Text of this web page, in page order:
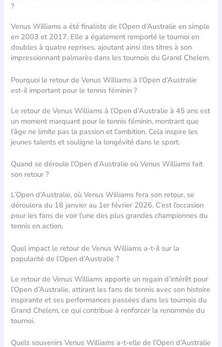
?
Venus Williams a été finaliste de l’Open d’Australie en simple
en 2003 et 2017. Elle a également remporté le tournoi en
doubles à quatre reprises, ajoutant ainsi des titres à son
impressionnant palmarès dans les tournois du Grand Chelem.
Pourquoi le retour de Venus Williams à l’Open d’Australie
est-il important pour le tennis féminin ?
Le retour de Venus Williams à l’Open d’Australie à 45 ans est
un moment marquant pour le tennis féminin, montrant que
l’âge ne limite pas la passion et l’ambition. Cela inspire les
jeunes talents et souligne la longévité dans le sport.
Quand se déroule l’Open d’Australie où Venus Williams fait
son retour ?
L’Open d’Australie, où Venus Williams fera son retour, se
déroulera du 18 janvier au 1er février 2026. C’est l’occasion
pour les fans de voir l’une des plus grandes championnes du
tennis en action.
Quel impact le retour de Venus Williams a-t-il sur la
popularité de l’Open d’Australie ?
Le retour de Venus Williams apporte un regain d’intérêt pour
l’Open d’Australie, attirant les fans de tennis avec son histoire
inspirante et ses performances passées dans les tournois du
Grand Chelem, ce qui contribue à renforcer la renommée du
tournoi.
Quels souvenirs Venus Williams a-t-elle de l’Open d’Australie